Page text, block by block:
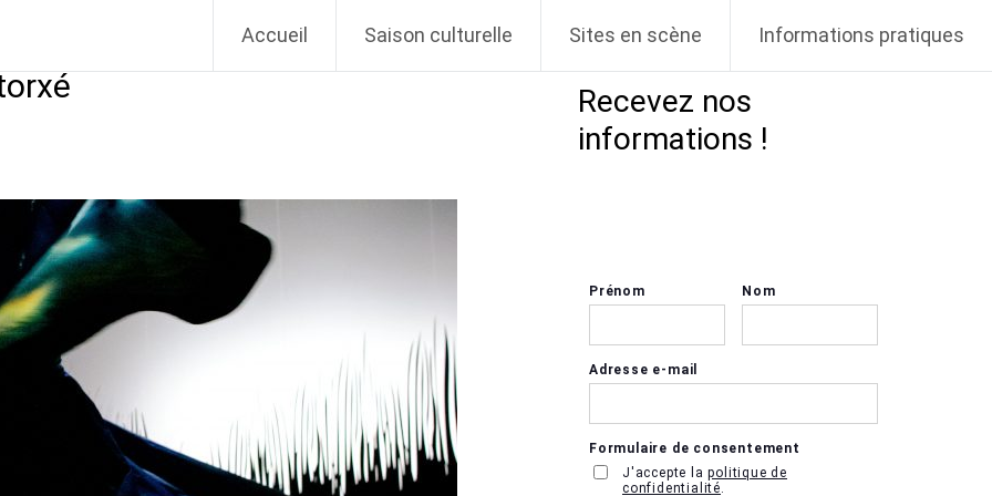
Accueil Saison culturelle Sites en scène Informations pratiques
Recevez nos
informations !